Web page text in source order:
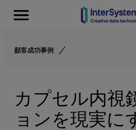
Skip to content
Menu
顧客成功事例
カプセル内視
ョンを現実に